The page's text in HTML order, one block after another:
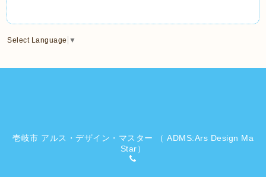
Select Language ▼
壱岐市 アルス・デザイン・マスター （ ADMS:Ars Design Ma
Star）